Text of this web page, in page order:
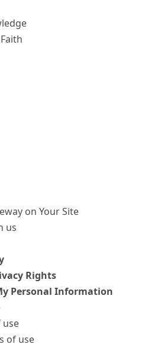
on Your Site
us
Rights
Personal Information
use
of use